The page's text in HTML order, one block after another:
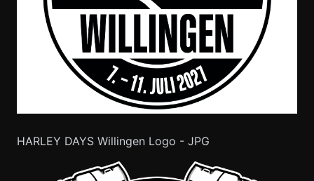
HARLEY DAYS Willingen Logo - JPG